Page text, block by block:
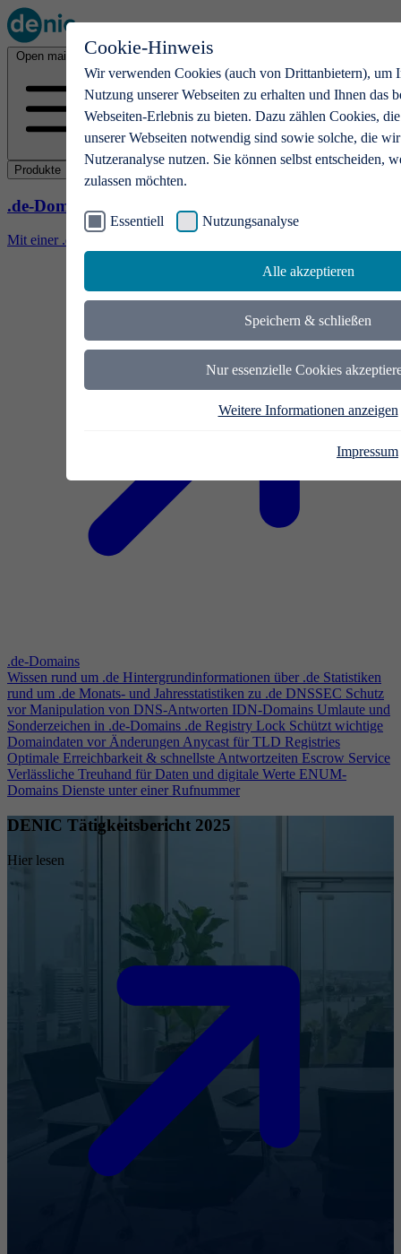
Cookie-Hinweis
Wir verwenden Cookies (auch von Drittanbietern), um
Nutzung unserer Webseiten zu erhalten und Ihnen das
Webseiten-Erlebnis zu bieten. Dazu zählen Cookies,
unserer Webseiten notwendig sind sowie solche, die
Nutzeranalyse nutzen. Sie können selbst entscheiden,
zulassen möchten.
Essentiell Nutzungsanalyse
Alle akzeptieren
Speichern & schließen
Nur essenzielle Cookies
Weitere Informationen anzeigen
Impressum
Open main menu
Produkte
.de-Domains
Mit einer .de-Domain erhalten Ideen eine Bühne
.de-Domains
Wissen rund um .de Hintergrundinformationen über .de Statistiken
rund um .de Monats- und Jahresstatistiken zu .de DNSSEC Schutz
vor Manipulation von DNS-Antworten IDN-Domains Umlaute und
Sonderzeichen in .de-Domains .de Registry Lock Schützt wichtige
Domaindaten vor ÄnderungenAnycast für TLD Registries
Optimale Erreichbarkeit & schnellste Antwortzeiten Escrow Service
Verlässliche Treuhand für Daten und digitale Werte ENUM-
Domains Dienste unter einer Rufnummer
DENIC Tätigkeitsbericht 2025
Hier lesen